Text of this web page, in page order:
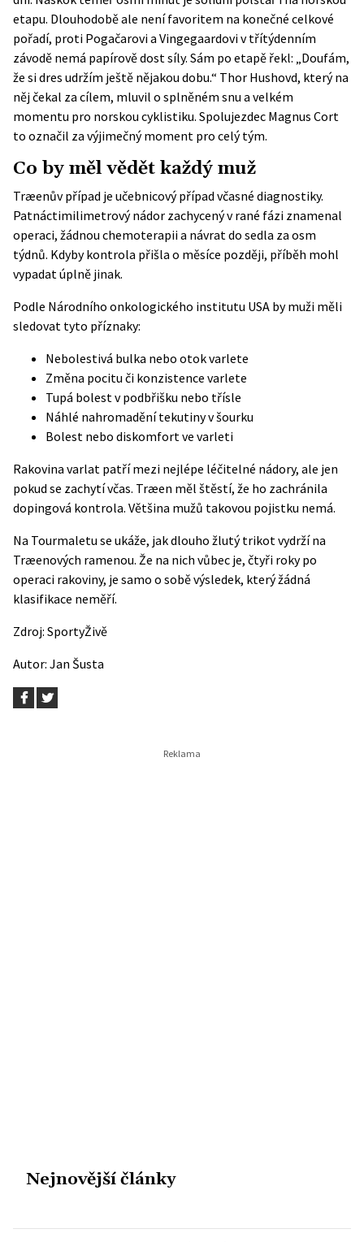
etapu. Dlouhodobě ale není favoritem na konečné celkové
pořadí, proti Pogačarovi a Vingegaardovi v třítýdenním
závodě nemá papírově dost síly. Sám po etapě řekl: „Doufám,
že si dres udržím ještě nějakou dobu.“ Thor Hushovd, který na
něj čekal za cílem, mluvil o splněném snu a velkém
momentu pro norskou cyklistiku. Spolujezdec Magnus Cort
to označil za výjimečný moment pro celý tým.
Co by měl vědět každý muž
Træenův případ je učebnicový případ včasné diagnostiky.
Patnáctimilimetrový nádor zachycený v rané fázi znamenal
operaci, žádnou chemoterapii a návrat do sedla za osm
týdnů. Kdyby kontrola přišla o měsíce později, příběh mohl
vypadat úplně jinak.
Podle Národního onkologického institutu USA by muži měli
sledovat tyto příznaky:
Nebolestivá bulka nebo otok varlete
Změna pocitu či konzistence varlete
Tupá bolest v podbřišku nebo třísle
Náhlé nahromadění tekutiny v šourku
Bolest nebo diskomfort ve varleti
Rakovina varlat patří mezi nejlépe léčitelné nádory, ale jen
pokud se zachytí včas. Træen měl štěstí, že ho zachránila
dopingová kontrola. Většina mužů takovou pojistku nemá.
Na Tourmaletu se ukáže, jak dlouho žlutý trikot vydrží na
Træenových ramenou. Že na nich vůbec je, čtyři roky po
operaci rakoviny, je samo o sobě výsledek, který žádná
klasifikace neměří.
Zdroj: SportyŽivě
Autor: Jan Šusta
Nejnovější články